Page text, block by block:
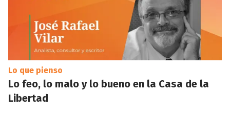
Lo que pienso
Lo feo, lo malo y lo bueno en la Casa de la
Libertad